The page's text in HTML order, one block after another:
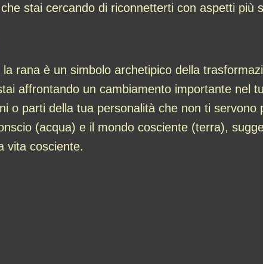
stai cercando di riconnetterti con aspetti più
rana è un simbolo archetipico della
affrontando un cambiamento importante nel
o parti della tua personalità che non ti servono
(acqua) e il mondo cosciente (terra),
vita cosciente.